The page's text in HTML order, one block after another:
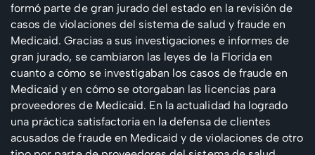
formó parte de gran jurado del estado en la revisión de
casos de violaciones del sistema de salud y fraude en
Medicaid. Gracias a sus investigaciones e informes de
gran jurado, se cambiaron las leyes de la Florida en
cuanto a cómo se investigaban los casos de fraude en
Medicaid y en cómo se otorgaban las licencias para
proveedores de Medicaid. En la actualidad ha logrado
una práctica satisfactoria en la defensa de clientes
acusados de fraude en Medicaid y de violaciones de otro